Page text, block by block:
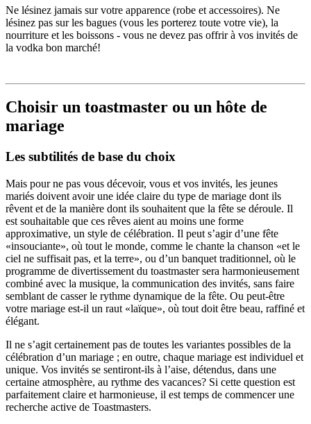
Ne lésinez jamais sur votre apparence (robe et accessoires). Ne
lésinez pas sur les bagues (vous les porterez toute votre vie), la
nourriture et les boissons - vous ne devez pas offrir à vos invités de
la vodka bon marché!
Choisir un toastmaster ou un hôte de
mariage
Les subtilités de base du choix
Mais pour ne pas vous décevoir, vous et vos invités, les jeunes
mariés doivent avoir une idée claire du type de mariage dont ils
rêvent et de la manière dont ils souhaitent que la fête se déroule. Il
est souhaitable que ces rêves aient au moins une forme
approximative, un style de célébration. Il peut s’agir d’une fête
«insouciante», où tout le monde, comme le chante la chanson «et le
ciel ne suffisait pas, et la terre», ou d’un banquet traditionnel, où le
programme de divertissement du toastmaster sera harmonieusement
combiné avec la musique, la communication des invités, sans faire
semblant de casser le rythme dynamique de la fête. Ou peut-être
votre mariage est-il un raut «laïque», où tout doit être beau, raffiné et
élégant.
Il ne s’agit certainement pas de toutes les variantes possibles de la
célébration d’un mariage ; en outre, chaque mariage est individuel et
unique. Vos invités se sentiront-ils à l’aise, détendus, dans une
certaine atmosphère, au rythme des vacances? Si cette question est
parfaitement claire et harmonieuse, il est temps de commencer une
recherche active de Toastmasters.